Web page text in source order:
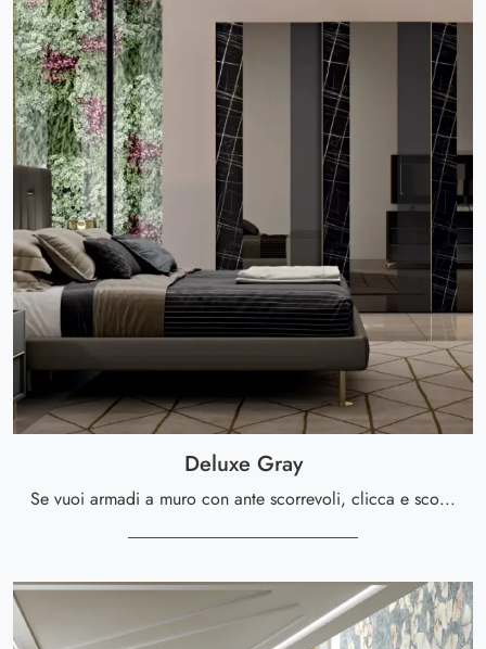
Deluxe Gray
Se vuoi armadi a muro con ante scorrevoli, clicca e scopri l'armadio Deluxe Gray di Spar in vetro.